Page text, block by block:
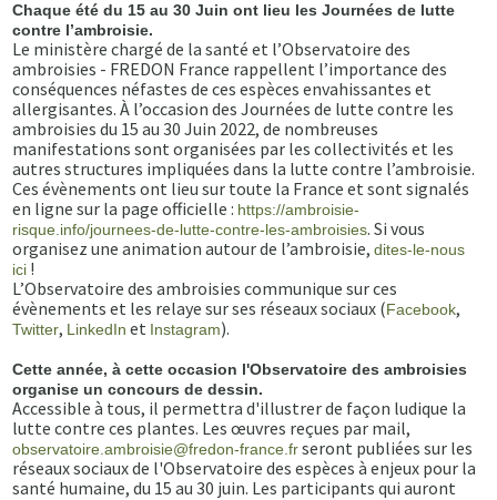
Chaque été du 15 au 30 Juin ont lieu les Journées de lutte
contre l’ambroisie.
Le ministère chargé de la santé et l’Observatoire des
ambroisies - FREDON France rappellent l’importance des
conséquences néfastes de ces espèces envahissantes et
allergisantes. À l’occasion des Journées de lutte contre les
ambroisies du 15 au 30 Juin 2022, de nombreuses
manifestations sont organisées par les collectivités et les
autres structures impliquées dans la lutte contre l’ambroisie.
Ces évènements ont lieu sur toute la France et sont signalés
en ligne sur la page officielle : https://ambroisie-
risque.info/journees-de-lutte-contre-les-ambroisies. Si vous
organisez une animation autour de l’ambroisie,dites-le-nous
ici !
L’Observatoire des ambroisies communique sur ces
évènements et les relaye sur ses réseaux sociaux (Facebook,
Twitter, LinkedIn et Instagram).
Cette année, à cette occasion l'Observatoire des ambroisies
organise un concours de dessin.
Accessible à tous, il permettra d'illustrer de façon ludique la
lutte contre ces plantes. Les œuvres reçues par mail,
observatoire.ambroisie@fredon-france.frseront publiées sur les
réseaux sociaux de l'Observatoire des espèces à enjeux pour la
santé humaine, du 15 au 30 juin. Les participants qui auront